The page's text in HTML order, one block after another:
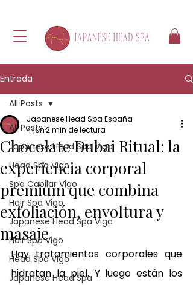
Entrada
All Posts
Japanese Head Spa Vigo
Head Spa Vigo
Spa Capilar Vigo
Hair Spa Vigo
Japanese Head Spa Vigo
Hair Spa Vigo
Head Spa Vigo
Japanese Head Spa
All Posts
Chocolate Dubai Ritual: la
experiencia corporal
premium que combina
exfoliación, envoltura y
masaje
Japanese Head Spa España
4 jun2 min de lectura
Hay tratamientos corporales que
hidratan la piel. Y luego están los